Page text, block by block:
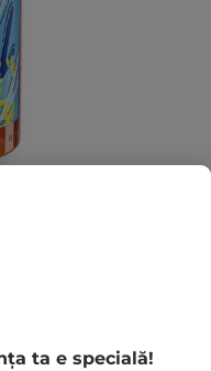
390ml
ta e specială!